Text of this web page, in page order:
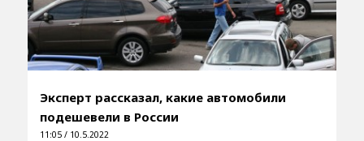
Эксперт рассказал, какие автомобили
подешевели в России
11:05 / 10.5.2022